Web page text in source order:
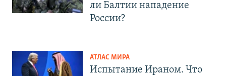
ли Балтии нападение
России?
АТЛАС МИРА
Испытание Ираном. Что